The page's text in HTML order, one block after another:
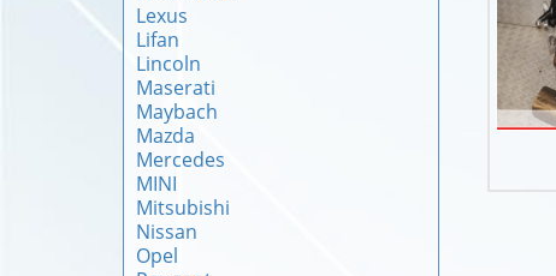
Lexus
Lifan
Lincoln
Maserati
Maybach
Mazda
Mercedes
MINI
Mitsubishi
Nissan
Opel